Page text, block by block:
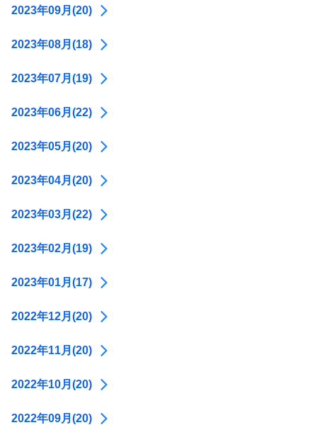
2023年09月(20)
2023年08月(18)
2023年07月(19)
2023年06月(22)
2023年05月(20)
2023年04月(20)
2023年03月(22)
2023年02月(19)
2023年01月(17)
2022年12月(20)
2022年11月(20)
2022年10月(20)
2022年09月(20)